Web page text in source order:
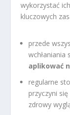
wykorzystać
kluczowych
przede
wchłaniania
aplikować
regularne
przyczyni
zdrowy